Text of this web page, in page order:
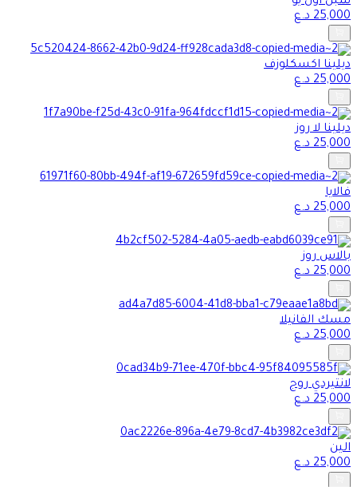
25,000د.ع
ديلينا اكسكلوزف
25,000د.ع
ديلينا لا روز
25,000د.ع
فالايا
25,000د.ع
بالاس روز
25,000د.ع
مسك الفانيلا
25,000د.ع
لانتيردي روج
25,000د.ع
الين
25,000د.ع